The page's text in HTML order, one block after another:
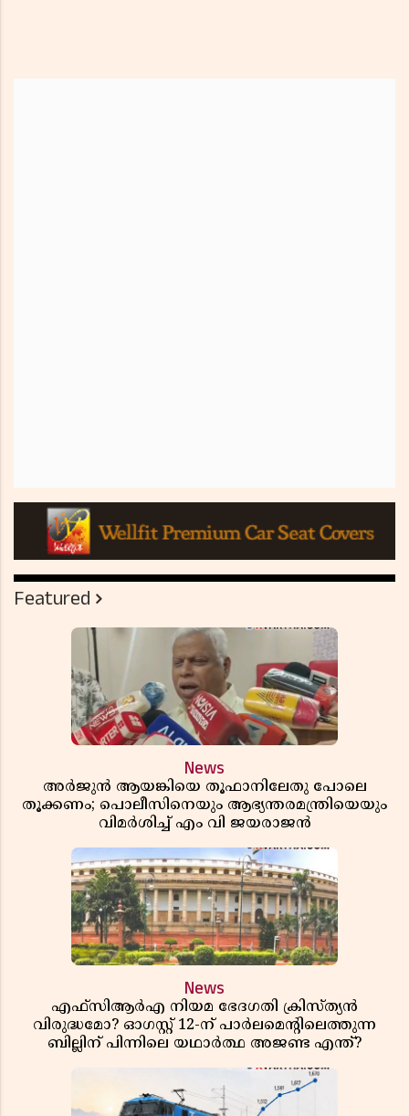
Featured
News
അർജുൻ ആയങ്കിയെ തൂഫാനിലേതു പോലെ
തൂക്കണം; പൊലീസിനെയും ആഭ്യന്തരമന്ത്രിയെയും
വിമർശിച്ച് എം വി ജയരാജൻ
News
എഫ്സിആർഎ നിയമ ഭേദഗതി ക്രിസ്ത്യൻ
വിരുദ്ധമോ? ഓഗസ്റ്റ് 12-ന് പാർലമെന്റിലെത്തുന്ന
ബില്ലിന് പിന്നിലെ യഥാർത്ഥ അജണ്ട എന്ത്?